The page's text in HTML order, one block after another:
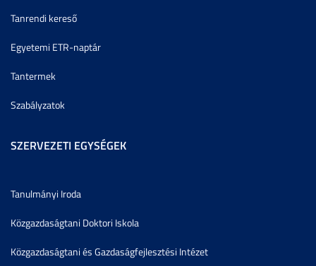
Tanrendi kereső
Egyetemi ETR-naptár
Tantermek
Szabályzatok
SZERVEZETI EGYSÉGEK
Tanulmányi Iroda
Közgazdaságtani Doktori Iskola
Közgazdaságtani és Gazdaságfejlesztési Intézet